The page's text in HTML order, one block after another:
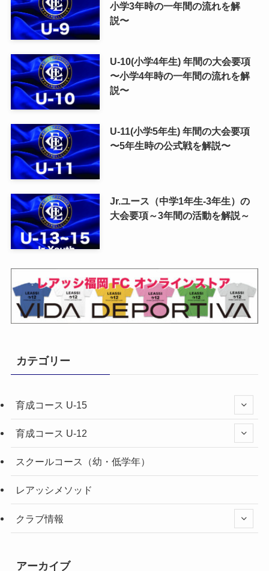
小学3年時の一年間の流れを解
説〜
U-10(小学4年生) 年間の大会要項
〜小学4年時の一年間の流れを解
説〜
U-11(小学5年生) 年間の大会要項
〜5年生時の公式戦を解説〜
Jr.ユース（中学1年生-3年生）の
大会要項～3年間の活動を解説～
カテゴリー
育成コース U-15
育成コース U-12
スクールコース（幼・低学年）
レアッシメソッド
クラブ情報
アーカイブ